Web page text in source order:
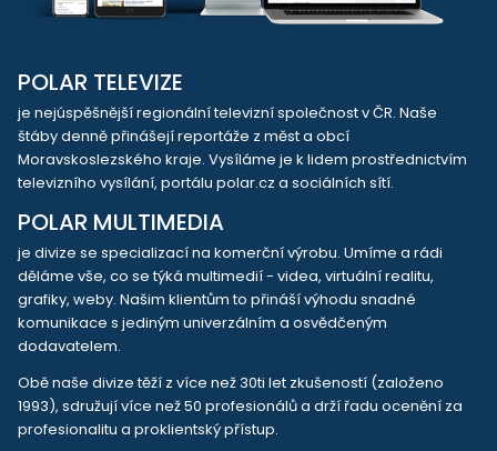
POLAR TELEVIZE
je nejúspěšnější regionální televizní společnost v ČR. Naše
štáby denně přinášejí reportáže z měst a obcí
Moravskoslezského kraje. Vysíláme je k lidem prostřednictvím
televizního vysílání, portálu polar.cz a sociálních sítí.
POLAR MULTIMEDIA
je divize se specializací na komerční výrobu. Umíme a rádi
děláme vše, co se týká multimedií - videa, virtuální realitu,
grafiky, weby. Našim klientům to přináší výhodu snadné
komunikace s jediným univerzálním a osvědčeným
dodavatelem.
Obě naše divize těží z více než 30ti let zkušeností (založeno
1993), sdružují více než 50 profesionálů a drží řadu ocenění za
profesionalitu a proklientský přístup.